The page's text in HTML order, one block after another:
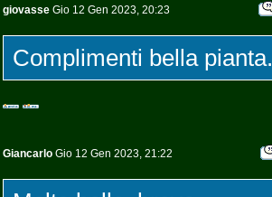
giovasse Gio 12 Gen 2023, 20:23
Complimenti bella pianta.
Giancarlo Gio 12 Gen 2023, 21:22